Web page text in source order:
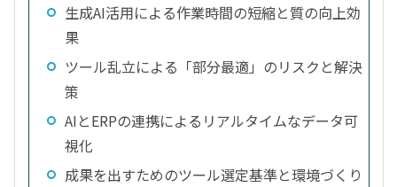
生成AI活用による作業時間の短縮と質の向上効
果
ツール乱立による「部分最適」のリスクと解決
策
AIとERPの連携によるリアルタイムなデータ可
視化
成果を出すためのツール選定基準と環境づくり